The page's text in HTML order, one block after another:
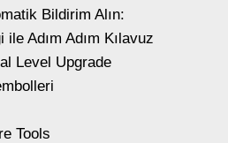
Bildirim Alın:
Adım Adım Kılavuz
Level Upgrade
Tools